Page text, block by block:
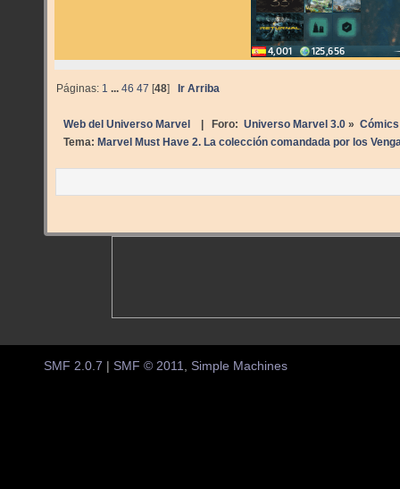
Páginas: 1 ...46 47 [48]Ir Arriba
Web del Universo Marvel | Foro: Universo Marvel 3.0» Cómics
Tema: Marvel Must Have 2. La colección comandada por los
SMF 2.0.7 | SMF © 2011 Simple Machines